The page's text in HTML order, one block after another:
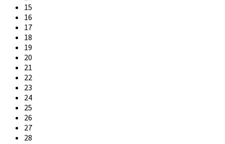
15
16
17
18
19
20
21
22
23
24
25
26
27
28